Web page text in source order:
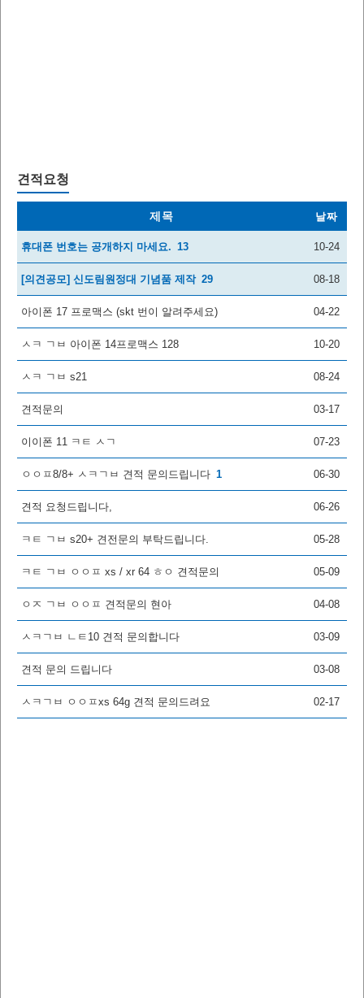
견적요청
제목 날짜
휴대폰 번호는 공개하지 마세요. 13 10-24
[의견공모] 신도림원정대 기념품 제작 29 08-18
아이폰 17 프로맥스 (skt 번이 알려주세요) 04-22
ㅅㅋ ㄱㅂ 아이폰 14프로맥스 128 10-20
ㅅㅋ ㄱㅂ s21 08-24
견적문의 03-17
이이폰 11 ㅋㅌ ㅅㄱ 07-23
ㅇㅇㅍ8/8+ ㅅㅋㄱㅂ 견적 문의드립니다 1 06-30
견적 요청드립니다, 06-26
ㅋㅌ ㄱㅂ s20+ 견전문의 부탁드립니다. 05-28
ㅋㅌ ㄱㅂ ㅇㅇㅍ xs / xr 64 ㅎㅇ 견적문의 05-09
ㅇㅈ ㄱㅂ ㅇㅇㅍ 견적문의 현아 04-08
ㅅㅋㄱㅂ ㄴㅌ10 견적 문의합니다 03-09
견적 문의 드립니다 03-08
ㅅㅋㄱㅂ ㅇㅇㅍxs 64g 견적 문의드려요 02-17